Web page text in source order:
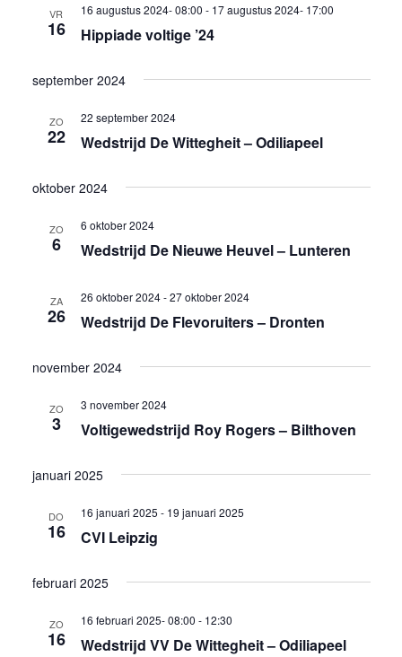
VR
16 Hippiade voltige ’24
16 augustus 2024- 08:00 - 17 augustus 2024- 17:00
september 2024
ZO
22 Wedstrijd De Wittegheit – Odiliapeel
22 september 2024
oktober 2024
ZO
6 Wedstrijd De Nieuwe Heuvel – Lunteren
6 oktober 2024
ZA
26 Wedstrijd De Flevoruiters – Dronten
26 oktober 2024-27 oktober 2024
november 2024
ZO
3 Voltigewedstrijd Roy Rogers – Bilthoven
3 november 2024
januari 2025
DO
16 CVI Leipzig
16 januari 2025 - 19 januari 2025
februari 2025
ZO
16 Wedstrijd VV De Wittegheit – Odiliapeel
16 februari 2025- 08:00 - 12:30